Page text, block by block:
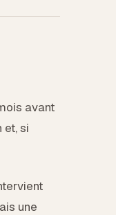
avant
et, si
une